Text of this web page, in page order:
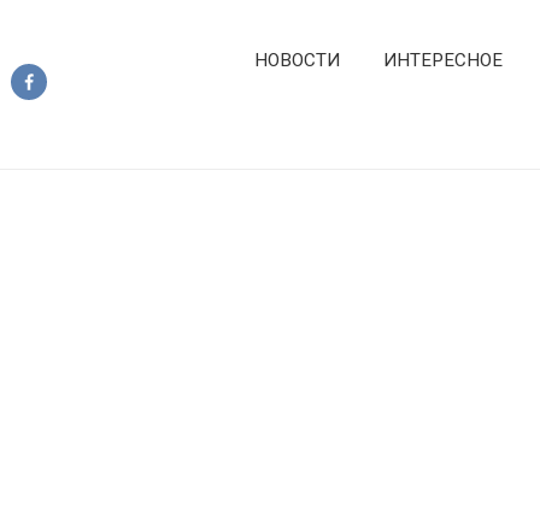
НОВОСТИ ИНТЕРЕСНОЕ